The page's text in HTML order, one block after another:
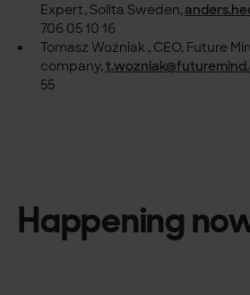
Expert, Solita​​ Sweden,
706 05 10 16
Tomasz Woźniak , CEO, Future
company,
55
Happening